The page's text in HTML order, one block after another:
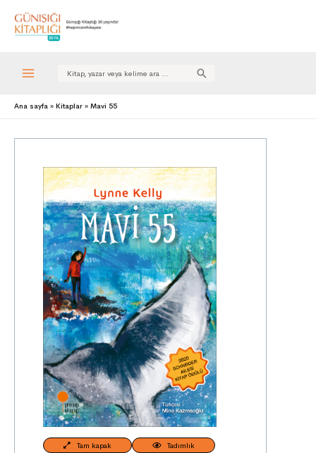
Search
Ana sayfa Kitaplar Mavi 55
Tam kapak Tadımlık